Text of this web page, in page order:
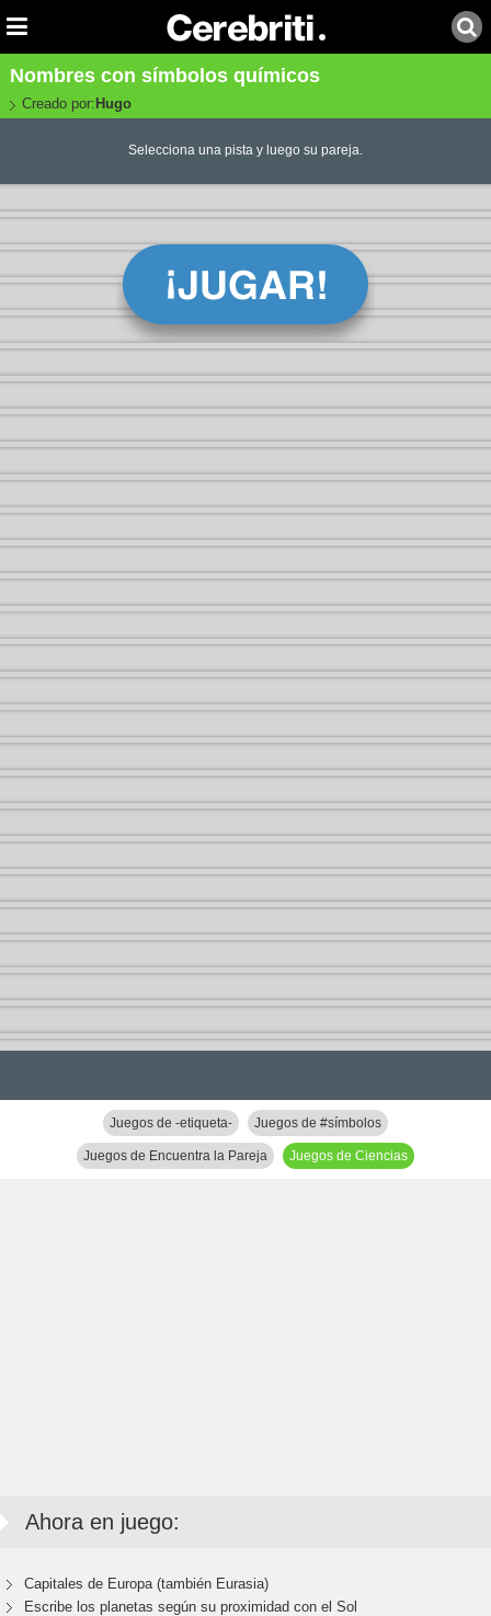
Nombres con símbolos químicos
Creado por: Hugo
Selecciona una pista y luego su pareja.
Juegos de -etiqueta- Juegos de #símbolos
Juegos de Encuentra la Pareja Juegos de Ciencias
Ahora en juego:
Capitales de Europa (también Eurasia)
Escribe los planetas según su proximidad con el Sol